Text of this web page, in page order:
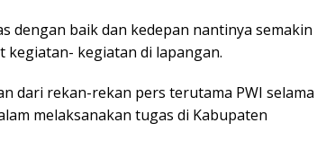
dengan baik dan kedepan nantinya semakin
kegiatan- kegiatan di lapangan.
dari rekan-rekan pers terutama PWI selama
melaksanakan tugas di Kabupaten